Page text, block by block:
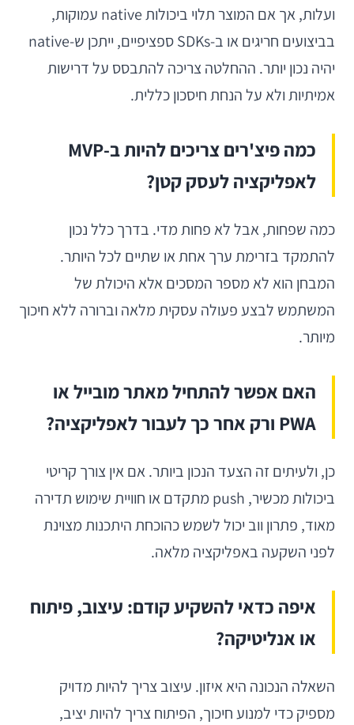
ועלות, אך אם המוצר תלוי ביכולות native עמוקות,
בביצועים חריגים או ב-SDKs ספציפיים, ייתכן ש-native
יהיה נכון יותר. ההחלטה צריכה להתבסס על דרישות
אמיתיות ולא על הנחת חיסכון כללית.
כמה פיצ'רים צריכים להיות ב-MVP
לאפליקציה לעסק קטן?
כמה שפחות, אבל לא פחות מדי. בדרך כלל נכון
להתמקד בזרימת ערך אחת או שתיים לכל היותר.
המבחן הוא לא מספר המסכים אלא היכולת של
המשתמש לבצע פעולה עסקית מלאה וברורה ללא חיכוך
מיותר.
האם אפשר להתחיל מאתר מובייל או
PWA ורק אחר כך לעבור לאפליקציה?
כן, ולעיתים זה הצעד הנכון ביותר. אם אין צורך קריטי
ביכולות מכשיר, push מתקדם או חוויית שימוש תדירה
מאוד, פתרון ווב יכול לשמש כהוכחת היתכנות מצוינת
לפני השקעה באפליקציה מלאה.
איפה כדאי להשקיע קודם: עיצוב, פיתוח
או אנליטיקה?
השאלה הנכונה היא איזון. עיצוב צריך להיות מדויק
מספיק כדי למנוע חיכוך, הפיתוח צריך להיות יציב,